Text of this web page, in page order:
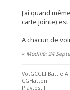
J'ai quand
carte jointe)
A chacun de
« Modifié: 24
VotGCGIII Battle
CGHatten
Playtest FT